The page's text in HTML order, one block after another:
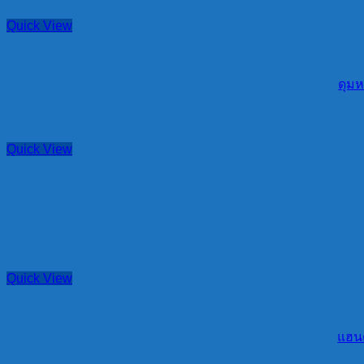
Quick View
ดุม
Quick View
Quick View
แฮน